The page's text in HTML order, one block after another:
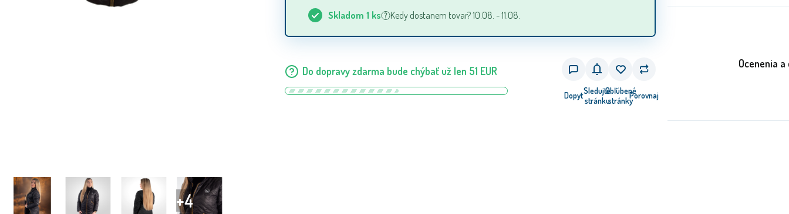
Skladom 1 ks Kedy dostanem tovar? 10.08. - 11.08.
Do dopravy zdarma bude chýbať už len 51 EUR
DopytSledujte
stránku
Obľúbené
stránkyPorovnaj
Ocenenia